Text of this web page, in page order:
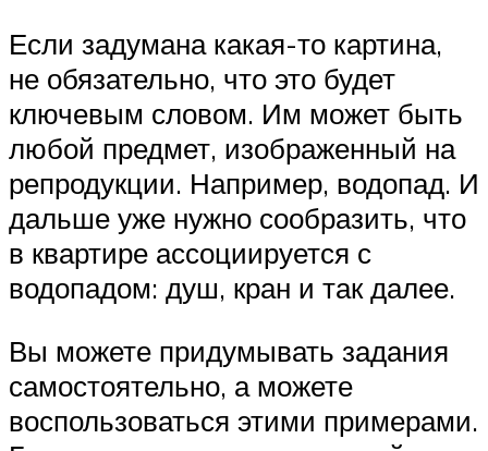
Если задумана какая-то картина,
не обязательно, что это будет
ключевым словом. Им может быть
любой предмет, изображенный на
репродукции. Например, водопад. И
дальше уже нужно сообразить, что
в квартире ассоциируется с
водопадом: душ, кран и так далее.
Вы можете придумывать задания
самостоятельно, а можете
воспользоваться этими примерами.